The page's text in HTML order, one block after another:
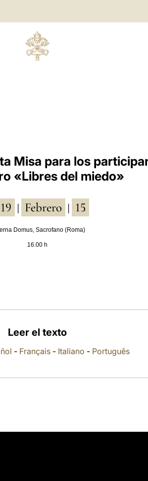
Misa para los
«Libres del miedo»
Febrero 15
Domus, Sacrofano (Roma)
16.00 h
Leer el texto
- Français - Italiano - Português